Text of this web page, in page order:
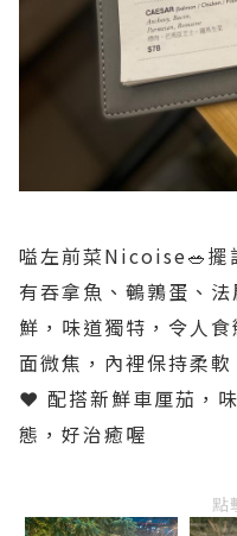
嗌左前菜Nicoise🥗擺
有吞拿魚、鵪鶉蛋、
鮮，味道獨特，令人
面微焦，內裡保持柔
❤️ 配搭新鮮車厘茄，
態，好治癒喔
點